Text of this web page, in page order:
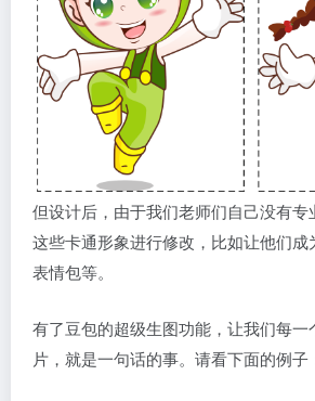
但设计后，由于我们老师们自己没有
这些卡通形象进行修改，比如让他们
表情包等。
有了豆包的超级生图功能，让我们每一
片，就是一句话的事。请看下面的例子